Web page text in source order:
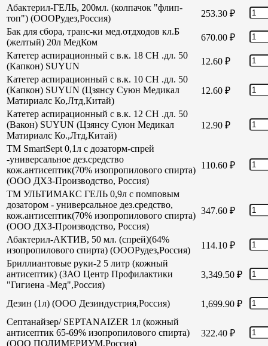
Абактерил-ГЕЛЬ, 200мл. (колпачок "флип-
топ") (ОООРудез,Россия)
253.30 ₽
Бак для сбора, транс-ки мед.отдходов кл.Б
(желтый) 20л МедКом
670.00 ₽
Катетер аспирационный с в.к. 18 СН .дл. 50
(Капкон) SUYUN
12.60 ₽
Катетер аспирационный с в.к. 10 СН .дл. 50
(Капкон) SUYUN (Цзянсу Суюн Медикал
Матириалс Ко,Лтд,Китай)
12.60 ₽
Катетер аспирационный с в.к. 12 СН .дл. 50
(Вакон) SUYUN (Цзянсу Суюн Медикал
Матириалс Ко.,Лтд,Китай)
12.90 ₽
TM SmartSept 0,1л с дозаторм-спрей
-универсальное дез.средство
кож.антисептик(70% изопропилового спирта)
(ООО ДХЗ-Производство, Россия)
110.60 ₽
TM УЛЬТИМАКС ГЕЛЬ 0,9л с помповым
дозатором - универсальное дез.средство,
кож.антисептик(70% изопропилового спирта)
(ООО ДХЗ-Производство, Россия)
347.60 ₽
Абактерил-АКТИВ, 50 мл. (спрей)(64%
изопропилового спирта) (ОООРудез,Россия)
114.10 ₽
Бриллиантовые руки-2 5 литр (кожный
антисептик) (ЗАО Центр Профилактики
"Гигиена -Мед",Россия)
3,349.50 ₽
Дезин (1л) (ООО Дезиндустрия,Россия) 1,699.90 ₽
Септанайзер/ SEPTANAIZER 1л (кожный
антисептик 65-69% изопропилового спирта)
(ООО ПОЛИМЕРИУМ,Россия)
322.40 ₽